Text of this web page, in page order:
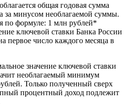
общая годовая сумма
за минусом необлагаемой суммы.
по формуле: 1 млн рублей*
ключевой ставки Банка России
первое число каждого месяца в
значение ключевой ставки
необлагаемый минимум
Только полученный сверх
процентный доход подлежит